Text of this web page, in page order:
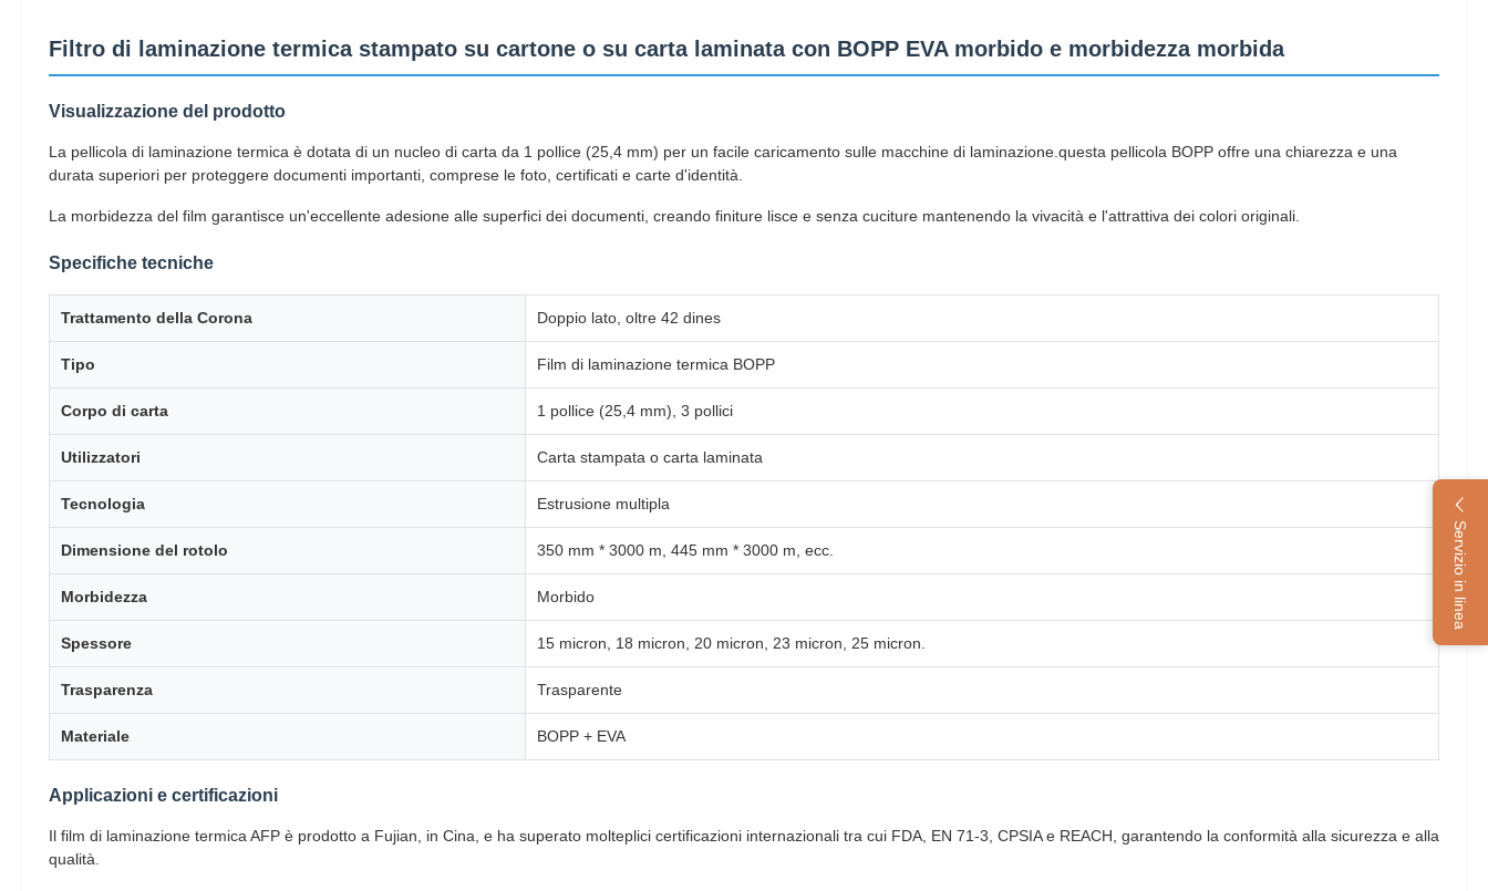
Servizio in linea
Filtro di laminazione termica stampato su cartone o su carta laminata con BOPP EVA morbido e morbidezza morbida
Visualizzazione del prodotto
La pellicola di laminazione termica è dotata di un nucleo di carta da 1 pollice (25,4 mm) per un facile caricamento sulle macchine di laminazione.questa pellicola BOPP offre una chiarezza e una
durata superiori per proteggere documenti importanti, comprese le foto, certificati e carte d'identità.
La morbidezza del film garantisce un'eccellente adesione alle superfici dei documenti, creando finiture lisce e senza cuciture mantenendo la vivacità e l'attrattiva dei colori originali.
Specifiche tecniche
Trattamento della Corona Doppio lato, oltre 42 dines
Tipo Film di laminazione termica BOPP
Corpo di carta 1 pollice (25,4 mm), 3 pollici
Utilizzatori Carta stampata o carta laminata
Tecnologia Estrusione multipla
Dimensione del rotolo 350 mm * 3000 m, 445 mm * 3000 m, ecc.
Morbidezza Morbido
Spessore 15 micron, 18 micron, 20 micron, 23 micron, 25 micron.
Trasparenza Trasparente
Materiale BOPP + EVA
Applicazioni e certificazioni
Il film di laminazione termica AFP è prodotto a Fujian, in Cina, e ha superato molteplici certificazioni internazionali tra cui FDA, EN 71-3, CPSIA e REACH, garantendo la conformità alla sicurezza e alla
qualità.